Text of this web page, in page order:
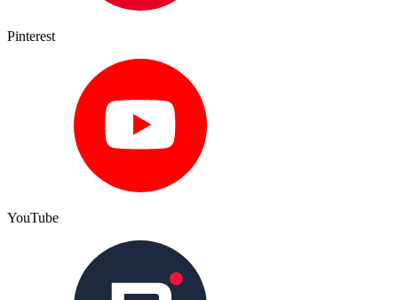
Pinterest
YouTube